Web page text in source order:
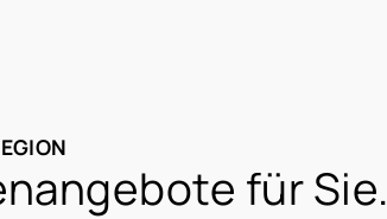
für Sie.